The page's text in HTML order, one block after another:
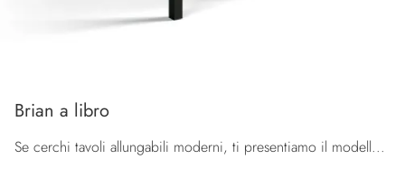
Brian a libro
Se cerchi tavoli allungabili moderni, ti presentiamo il modello da cucina in laminato Brian a libro della firma Orme.